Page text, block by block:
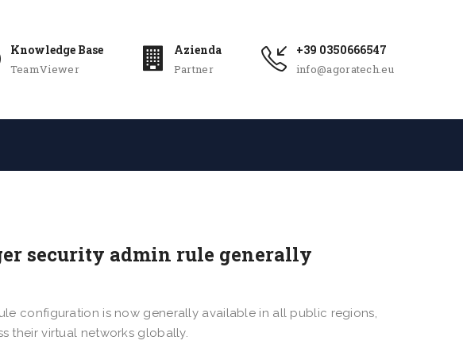
Knowledge Base
TeamViewer
Azienda
Partner
+39 0350666547
info@agoratech.eu
security admin rule generally
configuration is now generally available in all public regions,
their virtual networks globally.